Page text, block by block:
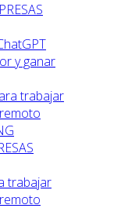
y ganar
trabajar